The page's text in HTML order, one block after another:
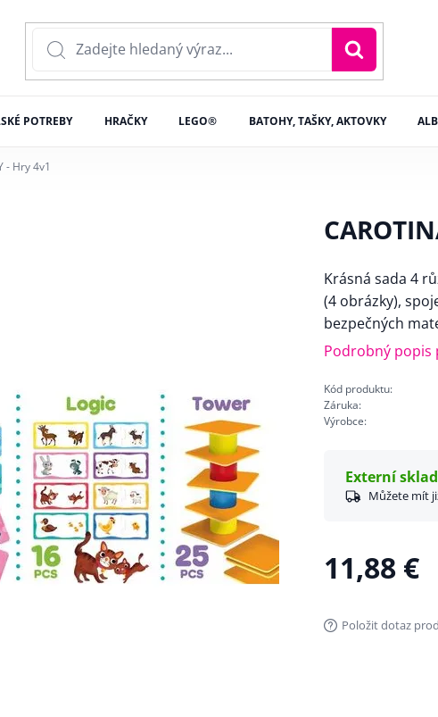
POTREBY HRAČKY LEGO® BATOHY, TAŠKY, AKTOVKY
- Hry 4v1
Krásná sada 4
(4 obrázky),
bezpečných
Podrobný popis
Kód produktu:
Záruka:
Výrobce:
Externí sklad
Můžete mít
11,88 €
Položit dotaz